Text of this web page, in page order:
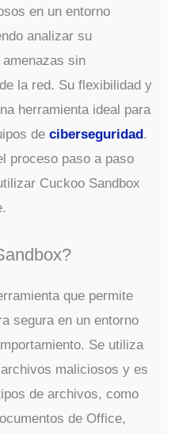
en un entorno
analizar su
sin
la red. Su flexibilidad y
herramienta ideal para
deciberseguridad.
proceso paso a paso
Cuckoo Sandbox
que permite
segura en un entorno
Se utiliza
maliciosos y es
de archivos, como
de Office,